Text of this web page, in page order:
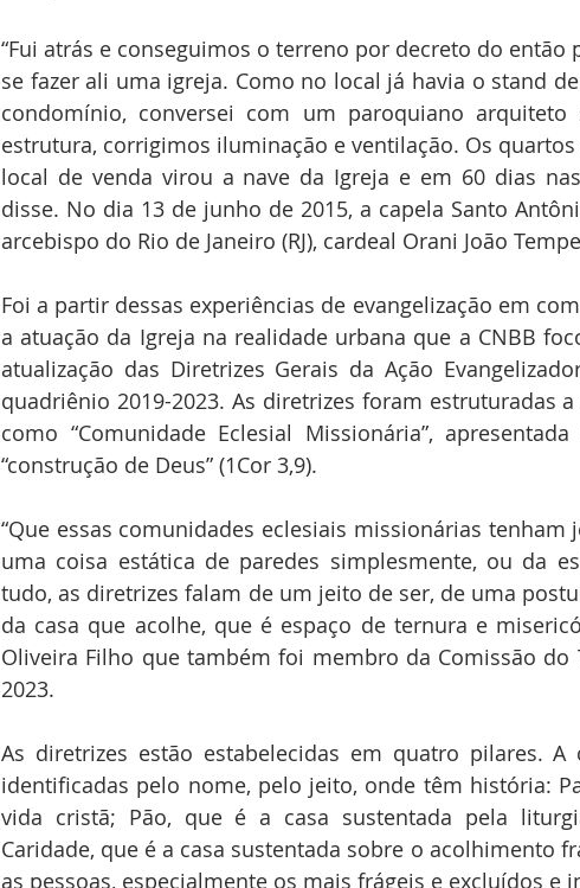
“Fui atrás e conseguimos o terreno por decreto do então
se fazer ali uma igreja. Como no local já havia o stand
condomínio, conversei com um paroquiano
estrutura, corrigimos iluminação e ventilação. Os
local de venda virou a nave da Igreja e em 60 dias
disse. No dia 13 de junho de 2015, a capela Santo
arcebispo do Rio de Janeiro (RJ), cardeal Orani João
Foi a partir dessas experiências de evangelização em
a atuação da Igreja na realidade urbana que a CNBB
atualização das Diretrizes Gerais da Ação
quadriênio 2019-2023. As diretrizes foram estruturadas
como “Comunidade Eclesial Missionária”,
“construção de Deus” (1Cor 3,9).
“Que essas comunidades eclesiais missionárias tenham
uma coisa estática de paredes simplesmente, ou da
tudo, as diretrizes falam de um jeito de ser, de uma
da casa que acolhe, que é espaço de ternura e
Oliveira Filho que também foi membro da Comissão do
2023.
As diretrizes estão estabelecidas em quatro pilares.
identificadas pelo nome, pelo jeito, onde têm história:
vida cristã; Pão, que é a casa sustentada pela
Caridade, que é a casa sustentada sobre o acolhimento
as pessoas, especialmente os mais frágeis e excluídos e